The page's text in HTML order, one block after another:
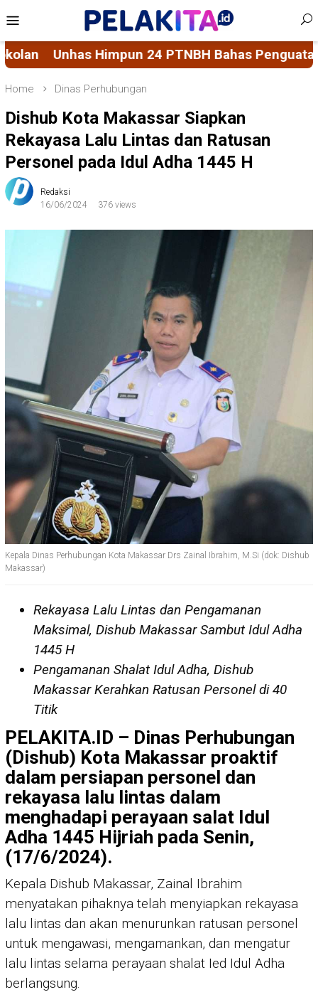
to
contentMenu
Bahas Penguatan Sistem Penjaminan Mutu
Home Dinas Perhubungan
Dishub Kota Makassar Siapkan
Rekayasa Lalu Lintas dan Ratusan
Personel pada Idul Adha 1445 H
Redaksi
16/06/2024
376 views
Kepala Dinas Perhubungan Kota Makassar Drs Zainal Ibrahim, M.Si (dok: Dishub
Makassar)
Rekayasa Lalu Lintas dan Pengamanan
Maksimal, Dishub Makassar Sambut Idul Adha
1445 H
Pengamanan Shalat Idul Adha, Dishub
Makassar Kerahkan Ratusan Personel di 40
Titik
PELAKITA.ID – Dinas Perhubungan
(Dishub) Kota Makassar proaktif
dalam persiapan personel dan
rekayasa lalu lintas dalam
menghadapi perayaan salat Idul
Adha 1445 Hijriah pada Senin,
(17/6/2024).
Kepala Dishub Makassar, Zainal Ibrahim
menyatakan pihaknya telah menyiapkan rekayasa
lalu lintas dan akan menurunkan ratusan personel
untuk mengawasi, mengamankan, dan mengatur
lalu lintas selama perayaan shalat Ied Idul Adha
berlangsung.